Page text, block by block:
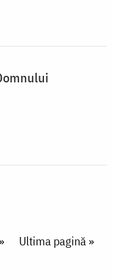
Last page
Ultima pagină »